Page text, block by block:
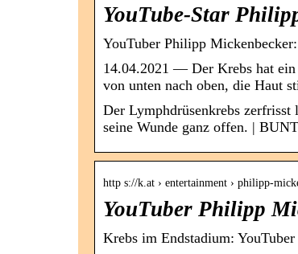
YouTube-Star
YouTuber Philipp
14.04.2021 — Der Krebs hat ein
von unten nach oben, die Haut
Der Lymphdrüsenkrebs
seine Wunde ganz offen. |
http s://k.at › entertainment › philipp-
YouTuber Philipp
Krebs im Endstadium: